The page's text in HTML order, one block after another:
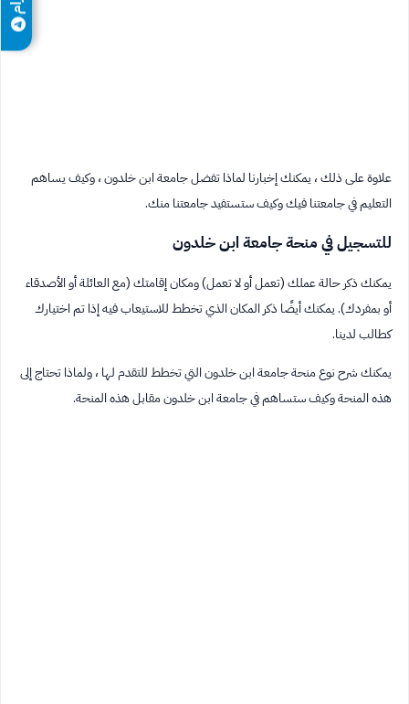
علاوة على ذلك ، يمكنك إخبارنا لماذا تفضل جامعة ابن خلدون ، وكيف يساهم
التعليم في جامعتنا فيك وكيف ستستفيد جامعتنا منك.
للتسجيل في منحة جامعة ابن خلدون
يمكنك ذكر حالة عملك (تعمل أو لا تعمل) ومكان إقامتك (مع العائلة أو الأصدقاء
أو بمفردك). يمكنك أيضًا ذكر المكان الذي تخطط للاستيعاب فيه إذا تم اختيارك
كطالب لدينا.
يمكنك شرح نوع منحة جامعة ابن خلدون التي تخطط للتقدم لها ، ولماذا تحتاج إلى
هذه المنحة وكيف ستساهم في جامعة ابن خلدون مقابل هذه المنحة.